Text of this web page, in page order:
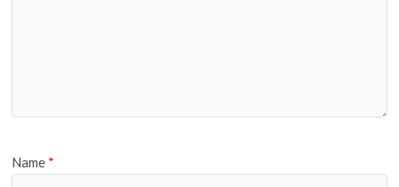
Name *